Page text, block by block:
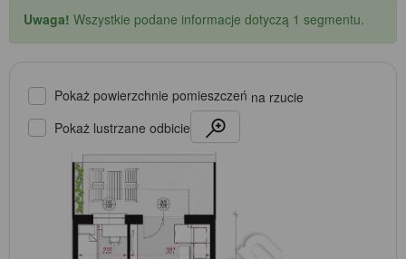
Uwaga! Wszystkie podane informacje dotyczą 1 segmentu.
Pokaż powierzchnie pomieszczeń na rzucie
Pokaż lustrzane odbicie